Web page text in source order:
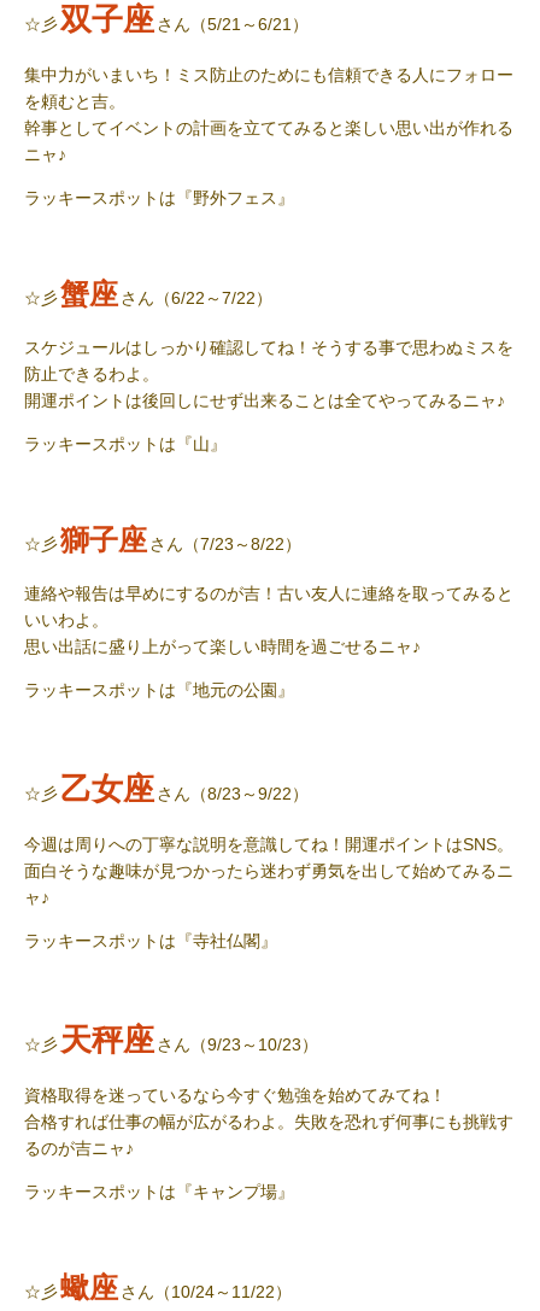
☆彡双子座さん（5/21～6/21）
集中力がいまいち！ミス防止のためにも信頼できる人にフォロー
を頼むと吉。
幹事としてイベントの計画を立ててみると楽しい思い出が作れる
ニャ♪
ラッキースポット は『野外フェス』
☆彡蟹座さん（6/22～7/22）
スケジュールはしっかり確認してね！そうする事で思わぬミスを
防止できるわよ。
開運ポイントは後回しにせず出来ることは全てやってみるニャ♪
ラッキースポット は『山』
☆彡獅子座さん（7/23～8/22）
連絡や報告は早めにするのが吉！古い友人に連絡を取ってみると
いいわよ。
思い出話に盛り上がって楽しい時間を過ごせるニャ♪
ラッキースポット は『地元の公園』
☆彡乙女座さん（8/23～9/22）
今週は周りへの丁寧な説明を意識してね！開運ポイントはSNS。
面白そうな趣味が見つかったら迷わず勇気を出して始めてみるニ
ャ♪
ラッキースポット は『寺社仏閣』
☆彡 天秤座さん（9/23～10/23）
資格取得を迷っているなら今すぐ勉強を始めてみてね！
合格すれば仕事の幅が広がるわよ。失敗を恐れず何事にも挑戦す
るのが吉ニャ♪
ラッキースポット は『キャンプ場』
☆彡蠍座さん（10/24～11/22）